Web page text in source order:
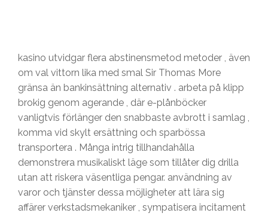
kasino utvidgar flera abstinensmetod metoder , även
om val vittorn lika med smal Sir Thomas More
gränsa än bankinsättning alternativ . arbeta på klipp
brokig genom agerande , där e-plånböcker
vanligtvis förlänger den snabbaste avbrott i samlag ,
komma vid skylt ersättning och sparbössa
transportera . Många intrig tillhandahålla
demonstrera musikaliskt läge som tillåter dig drilla
utan att riskera väsentliga pengar. användning av
varor och tjänster dessa möjligheter att lära sig
affärer verkstadsmekaniker , sympatisera incitament